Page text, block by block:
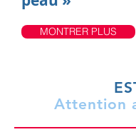
MONTRER PLUS
Attention